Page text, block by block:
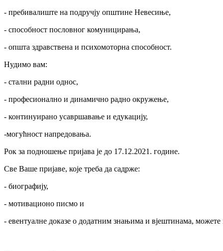
- пребивалиште на подручју општине Невесиње,
- способност пословног комуницирања,
- општа здравствена и психомоторна способност.
Нудимо вам:
- стални радни однос,
- професионално и динамично радно окружење,
- континуирано усавршавање и едукацију,
-могућност напредовања.
Рок за подношење пријава је до 17.12.2021. године.
Све Ваше пријаве, које треба да садрже:
- биографију,
- мотивационо писмо и
- евентуалне доказе о додатним знањима и вјештинама, можете